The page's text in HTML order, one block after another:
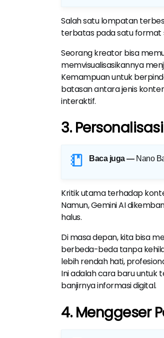
Salah satu lompatan
terbatas pada satu format
Seorang kreator bisa
memvisualisasikannya
Kemampuan untuk
batasan antara jenis
interaktif.
3.
Baca juga — Nano
Kritik utama terhadap
Namun, Gemini AI
halus.
Di masa depan, kita bisa
berbeda-beda tanpa
lebih rendah hati,
Ini adalah cara baru untuk
banjirnya informasi digital.
4. Menggeser